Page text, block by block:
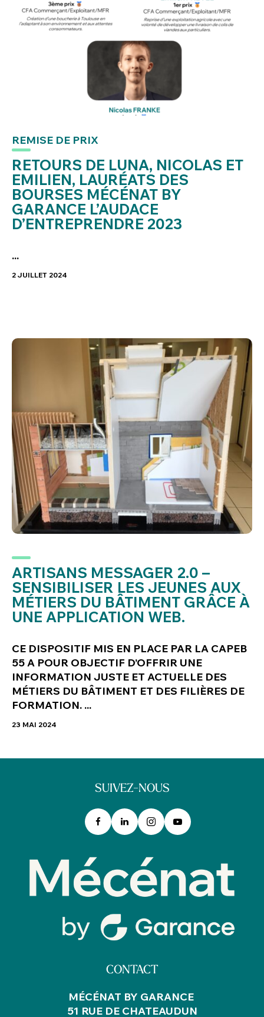
REMISE DE PRIX
RETOURS DE LUNA, NICOLAS ET
EMILIEN, LAURÉATS DES
BOURSES MÉCÉNAT BY
GARANCE L’AUDACE
D’ENTREPRENDRE 2023
...
2 JUILLET 2024
ARTISANS MESSAGER 2.0 –
SENSIBILISER LES JEUNES AUX
MÉTIERS DU BÂTIMENT GRÂCE À
UNE APPLICATION WEB.
CE DISPOSITIF MIS EN PLACE PAR LA CAPEB
55 A POUR OBJECTIF D’OFFRIR UNE
INFORMATION JUSTE ET ACTUELLE DES
MÉTIERS DU BÂTIMENT ET DES FILIÈRES DE
FORMATION. ...
23 MAI 2024
SUIVEZ-NOUS
CONTACT
MÉCÉNAT BY GARANCE
51 RUE DE CHATEAUDUN